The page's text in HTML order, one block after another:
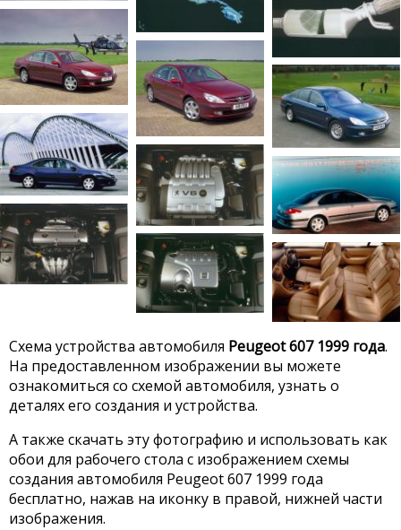
Схема устройства автомобиля Peugeot 607 1999 года.
На предоставленном изображении вы можете
ознакомиться со схемой автомобиля, узнать о
деталях его создания и устройства.
А также скачать эту фотографию и использовать как
обои для рабочего стола с изображением схемы
создания автомобиля Peugeot 607 1999 года
бесплатно, нажав на иконку в правой, нижней части
изображения.